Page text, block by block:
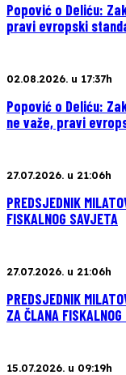
Popović o Deliću:
pravi evropski
02.08.2026. u 17:37h
Popović o Deliću:
ne važe, pravi
27.07.2026. u 21:06h
PREDSJEDNIK
FISKALNOG SAVJETA
27.07.2026. u 21:06h
PREDSJEDNIK
ZA ČLANA
15.07.2026. u 09:19h